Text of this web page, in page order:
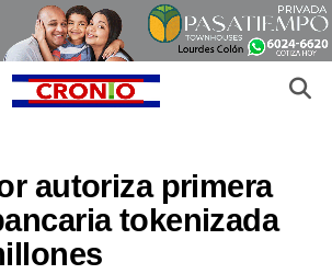
autoriza primera
tokenizada